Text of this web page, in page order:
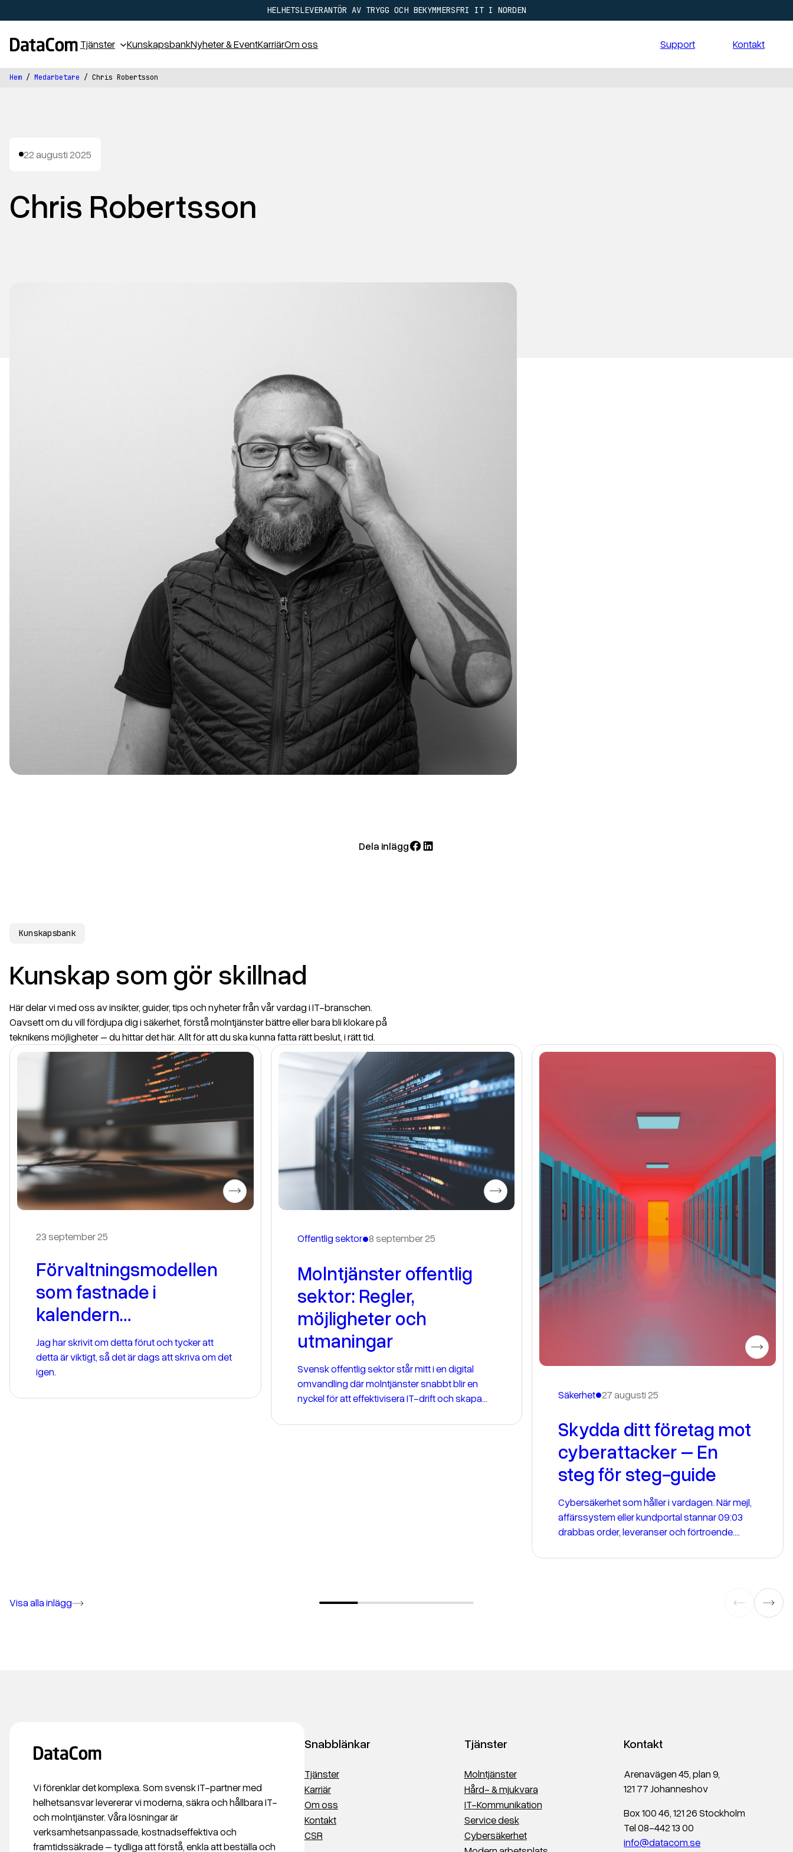
HELHETSLEVERANTÖR AV TRYGG OCH BEKYMMERSFRI IT I NORDEN
Tjänster KunskapsbankNyheter & EventKarriärOm oss Support Kontakt
Hem / Medarbetare / Chris Robertsson
22 augusti 2025
Chris Robertsson
Dela inlägg
DelaDela
Kunskapsbank
Kunskap som gör skillnad
Här delar vi med oss av insikter, guider, tips och nyheter från vår vardag i IT-branschen.
Oavsett om du vill fördjupa dig i säkerhet, förstå molntjänster bättre eller bara bli klokare på
teknikens möjligheter – du hittar det här. Allt för att du ska kunna fatta rätt beslut, i rätt tid.
23 september 25
Förvaltningsmodellen
som fastnade i
kalendern…
Jag har skrivit om detta förut och tycker att
detta är viktigt, så det är dags att skriva om det
igen.
Offentlig sektor•8 september 25
Molntjänster offentlig
sektor: Regler,
möjligheter och
utmaningar
Svensk offentlig sektor står mitt i en digital
omvandling där molntjänster snabbt blir en
nyckel för att effektivisera IT-drift och skapa
en utmaning att hitta molntjänster som är
Säkerhet•27 augusti 25
Skydda ditt företag mot
cyberattacker – En
steg för steg-guide
Cybersäkerhet som håller i vardagen. När mejl,
affärssystem eller kundportal stannar 09:03
drabbas order, leveranser och förtroende.
del av vardagen. Det kräver ett arbetssätt som
Visa alla inlägg
Vi förenklar det komplexa. Som svensk IT-partner med
helhetsansvar levererar vi moderna, säkra och hållbara IT-
och molntjänster. Våra lösningar är
verksamhetsanpassade, kostnadseffektiva och
framtidssäkrade – tydliga att förstå, enkla att beställa och
Snabblänkar
Tjänster
Karriär
Om oss
Kontakt
CSR
Tjänster
Molntjänster
Hård- & mjukvara
IT-Kommunikation
Service desk
Cybersäkerhet
Kontakt
Arenavägen 45, plan 9,
121 77 Johanneshov
Box 100 46, 121 26 Stockholm
Tel 08-442 13 00
info@datacom.se